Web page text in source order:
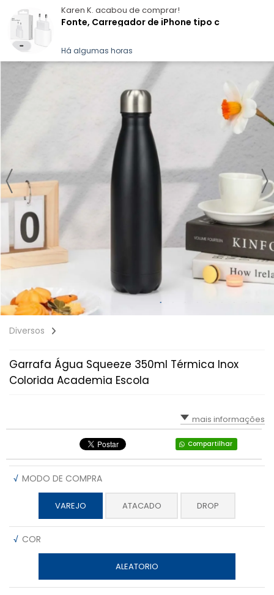
Diversos
Garrafa Água Squeeze 350ml Térmica Inox
Colorida Academia Escola
mais informações
Compartilhar
√ MODO DE COMPRA
VAREJO ATACADO DROP
√ COR
ALEATORIO
Karen K. acabou de comprar!
Fonte, Carregador de iPhone tipo c
Há algumas horas